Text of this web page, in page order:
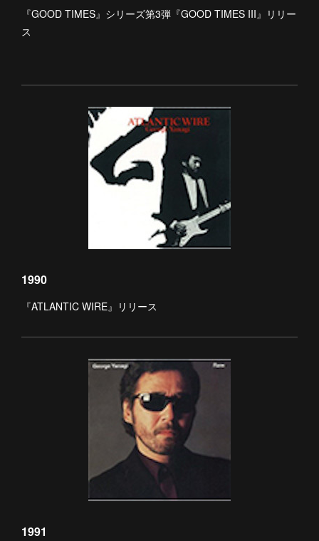
『GOOD TIMES』シリーズ第3弾『GOOD TIMES III』リリー
ス
1990
『ATLANTIC WIRE』リリース
1991